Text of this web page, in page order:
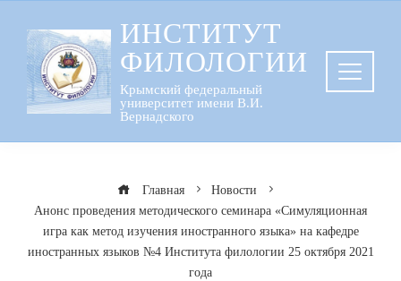
содержанию
ИНСТИТУТ
ФИЛОЛОГИИ
Крымский федеральный
университет имени В.И.
Вернадского
Главная
Новости
Анонс проведения методического семинара «Симуляционная
игра как метод изучения иностранного языка» на кафедре
иностранных языков №4 Института филологии 25 октября 2021
года